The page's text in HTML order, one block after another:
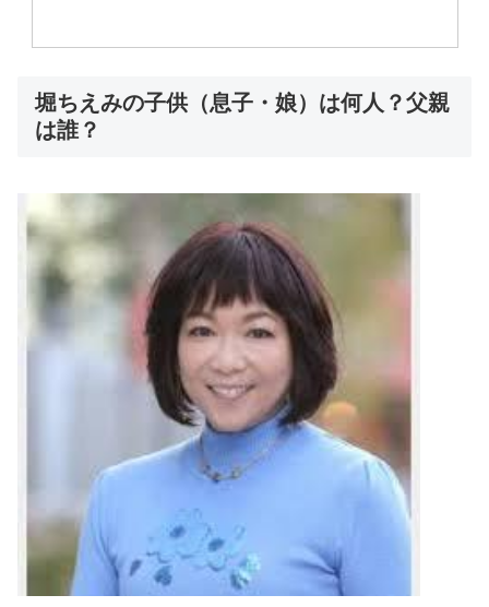
堀ちえみの子供（息子・娘）は何人？父親
は誰？